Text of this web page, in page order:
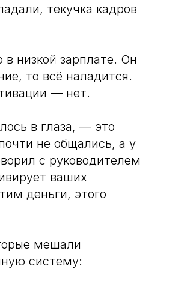
текучка кадров
в низкой зарплате. Он
то всё наладится.
— нет.
в глаза, — это
не общались, а у
с руководителем
ваших
деньги, этого
мешали
систему: